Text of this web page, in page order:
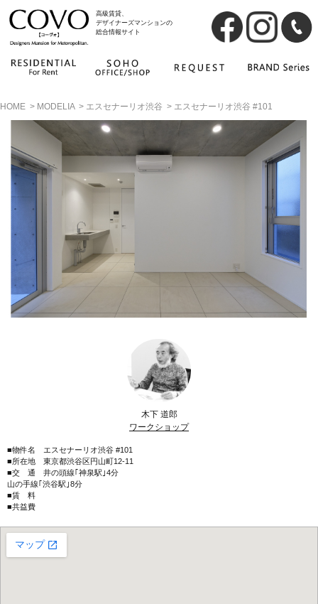
高級賃貸、
デザイナーズマンションの
総合情報サイト
HOME > MODELIA > エスセナーリオ渋谷 > エスセナーリオ渋谷 #101
木下 道郎
ワークショップ
■物件名 エスセナーリオ渋谷 #101
■所在地 東京都渋谷区円山町12-11
■交 通 井の頭線｢神泉駅｣4分
山の手線｢渋谷駅｣8分
■賃 料
■共益費